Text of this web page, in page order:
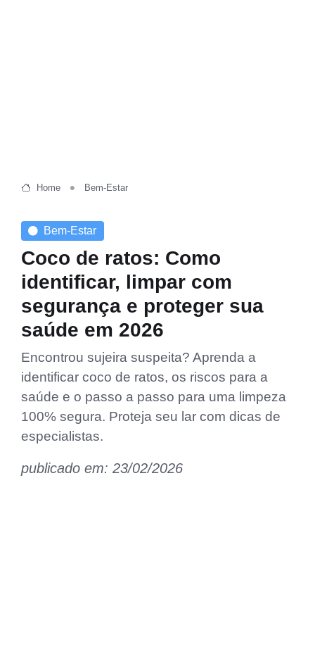
Home Bem-Estar
Bem-Estar
Coco de ratos: Como
identificar, limpar com
segurança e proteger sua
saúde em 2026
Encontrou sujeira suspeita? Aprenda a
identificar coco de ratos, os riscos para a
saúde e o passo a passo para uma limpeza
100% segura. Proteja seu lar com dicas de
especialistas.
publicado em: 23/02/2026